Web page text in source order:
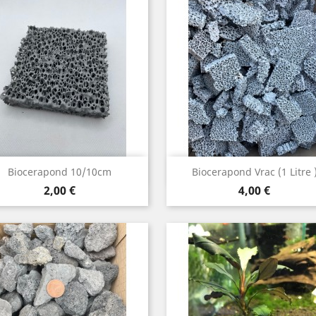
Biocerapond 10/10cm
Prix
2,00 €
Aperçu rapide Biocerapond Vrac (1 Litre )
Prix
4,00 €
Aperçu rapide